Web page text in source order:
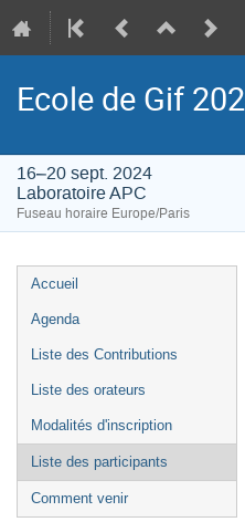
Ecole de Gif
16–20 sept. 2024
Laboratoire APC
Fuseau horaire Europe/Paris
Menu
de
Accueil
Agenda
Liste des Contributions
Liste des orateurs
Modalités d'inscription
Liste des participants
Comment venir